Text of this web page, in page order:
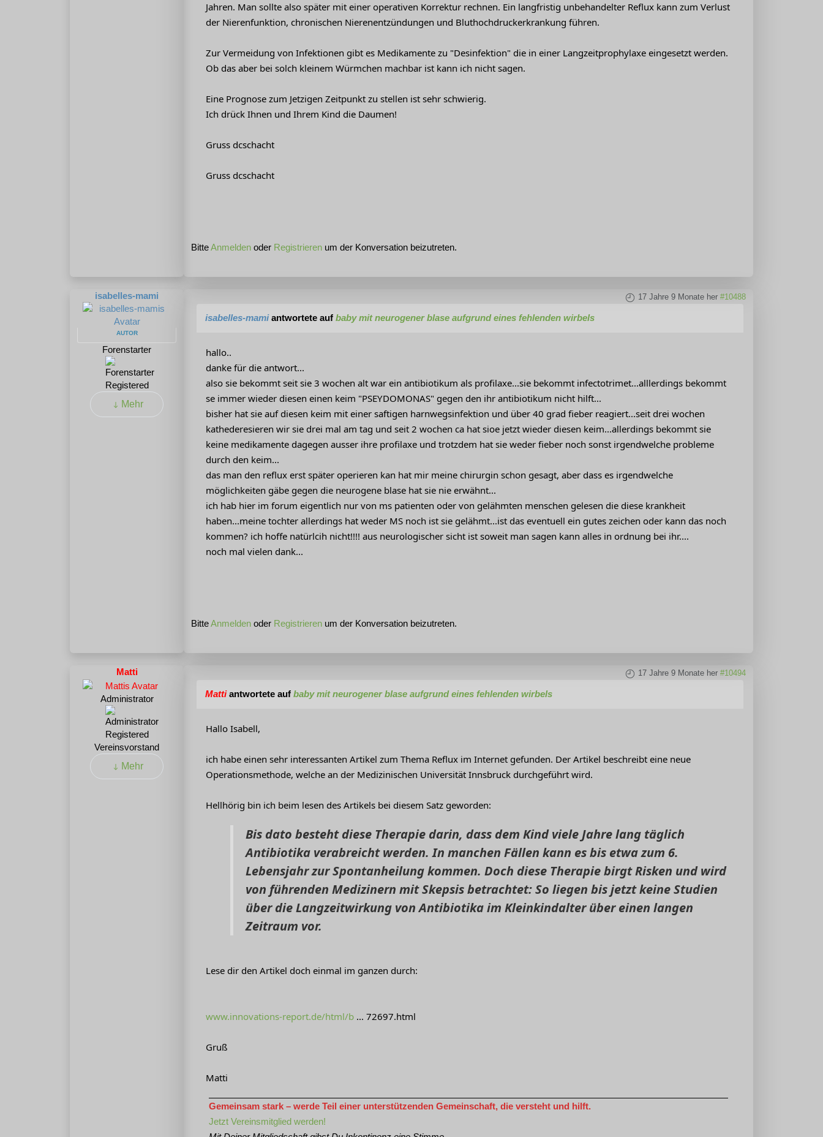
Jahren. Man sollte also später mit einer operativen Korrektur rechnen. Ein langfristig unbehandelter Reflux kann zum Verlust
der Nierenfunktion, chronischen Nierenentzündungen und Bluthochdruckerkrankung führen.
Zur Vermeidung von Infektionen gibt es Medikamente zu "Desinfektion" die in einer Langzeitprophylaxe eingesetzt werden.
Ob das aber bei solch kleinem Würmchen machbar ist kann ich nicht sagen.
Eine Prognose zum Jetzigen Zeitpunkt zu stellen ist sehr schwierig.
Ich drück Ihnen und Ihrem Kind die Daumen!
Gruss dcschacht
Gruss dcschacht
BitteAnmelden oder Registrieren um der Konversation beizutreten.
isabelles-mami
AUTOR
Forenstarter
Registered
Mehr
17 Jahre 9 Monate her #10488
isabelles-mamiantwortete auf baby mit neurogener blase aufgrund eines fehlenden wirbels
hallo..
danke für die antwort...
also sie bekommt seit sie 3 wochen alt war ein antibiotikum als profilaxe...sie bekommt infectotrimet...alllerdings bekommt
se immer wieder diesen einen keim "PSEYDOMONAS" gegen den ihr antibiotikum nicht hilft...
bisher hat sie auf diesen keim mit einer saftigen harnwegsinfektion und über 40 grad fieber reagiert...seit drei wochen
kathederesieren wir sie drei mal am tag und seit 2 wochen ca hat sioe jetzt wieder diesen keim...allerdings bekommt sie
keine medikamente dagegen ausser ihre profilaxe und trotzdem hat sie weder fieber noch sonst irgendwelche probleme
durch den keim...
das man den reflux erst später operieren kan hat mir meine chirurgin schon gesagt, aber dass es irgendwelche
möglichkeiten gäbe gegen die neurogene blase hat sie nie erwähnt...
ich hab hier im forum eigentlich nur von ms patienten oder von gelähmten menschen gelesen die diese krankheit
haben...meine tochter allerdings hat weder MS noch ist sie gelähmt...ist das eventuell ein gutes zeichen oder kann das noch
kommen? ich hoffe natürlcih nicht!!!! aus neurologischer sicht ist soweit man sagen kann alles in ordnung bei ihr....
noch mal vielen dank...
BitteAnmelden oder Registrieren um der Konversation beizutreten.
Matti
Administrator
Registered
Vereinsvorstand
Mehr
17 Jahre 9 Monate her #10494
Mattiantwortete auf baby mit neurogener blase aufgrund eines fehlenden wirbels
Hallo Isabell,
ich habe einen sehr interessanten Artikel zum Thema Reflux im Internet gefunden. Der Artikel beschreibt eine neue
Operationsmethode, welche an der Medizinischen Universität Innsbruck durchgeführt wird.
Hellhörig bin ich beim lesen des Artikels bei diesem Satz geworden:
Bis dato besteht diese Therapie darin, dass dem Kind viele Jahre lang täglich
Antibiotika verabreicht werden. In manchen Fällen kann es bis etwa zum 6.
Lebensjahr zur Spontanheilung kommen. Doch diese Therapie birgt Risken und wird
von führenden Medizinern mit Skepsis betrachtet: So liegen bis jetzt keine Studien
über die Langzeitwirkung von Antibiotika im Kleinkindalter über einen langen
Zeitraum vor.
Lese dir den Artikel doch einmal im ganzen durch:
www.innovations-report.de/html/b ... 72697.html
Gruß
Matti
Gemeinsam stark – werde Teil einer unterstützenden Gemeinschaft, die versteht und hilft.
Jetzt Vereinsmitglied werden!